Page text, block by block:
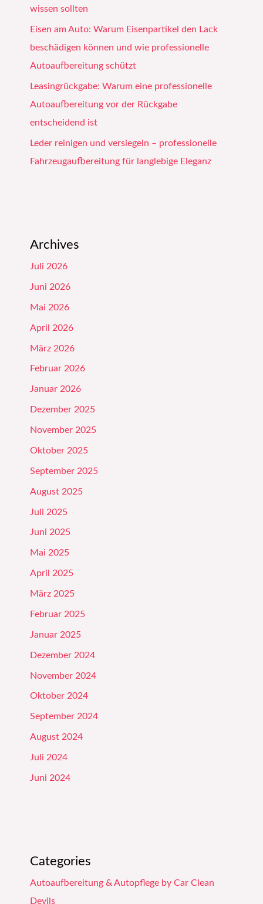
wissen sollten
Eisen am Auto: Warum Eisenpartikel den Lack
beschädigen können und wie professionelle
Autoaufbereitung schützt
Leasingrückgabe: Warum eine professionelle
Autoaufbereitung vor der Rückgabe
entscheidend ist
Leder reinigen und versiegeln – professionelle
Fahrzeugaufbereitung für langlebige Eleganz
Archives
Juli 2026
Juni 2026
Mai 2026
April 2026
März 2026
Februar 2026
Januar 2026
Dezember 2025
November 2025
Oktober 2025
September 2025
August 2025
Juli 2025
Juni 2025
Mai 2025
April 2025
März 2025
Februar 2025
Januar 2025
Dezember 2024
November 2024
Oktober 2024
September 2024
August 2024
Juli 2024
Juni 2024
Categories
Autoaufbereitung & Autopflege by Car Clean
Devils